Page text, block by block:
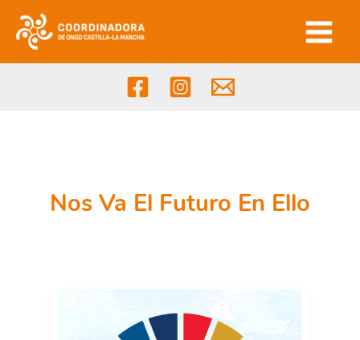
contenido
Nos Va El Futuro En Ello